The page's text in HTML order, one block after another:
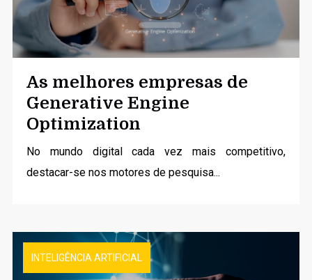
As melhores empresas de
Generative Engine
Optimization
No mundo digital cada vez mais competitivo,
destacar-se nos motores de pesquisa...
INTELIGÊNCIA ARTIFICIAL